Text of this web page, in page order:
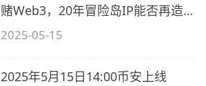
赌Web3，20年冒险岛IP能否再造
百倍神话
2025-05-15
2025年5月15日14:00币安上线